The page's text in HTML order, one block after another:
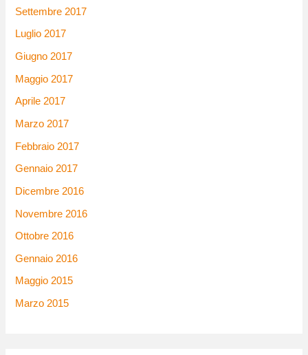
Settembre 2017
Luglio 2017
Giugno 2017
Maggio 2017
Aprile 2017
Marzo 2017
Febbraio 2017
Gennaio 2017
Dicembre 2016
Novembre 2016
Ottobre 2016
Gennaio 2016
Maggio 2015
Marzo 2015